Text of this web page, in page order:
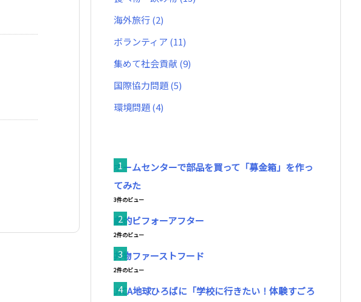
海外旅行(2)
ボランティア (11)
集めて社会貢献 (9)
国際協力問題(5)
環境問題(4)
ホームセンターで部品を買って「募金箱」を作っ
てみた
3件のビュー
劇的ビフォーアフター
2件のビュー
丼物ファーストフード
2件のビュー
JICA地球ひろばに「学校に行きたい！体験すごろ